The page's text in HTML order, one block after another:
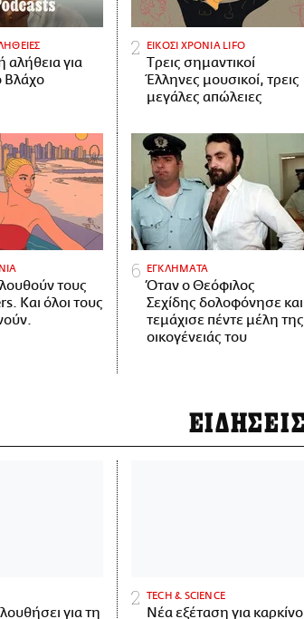
αλήθεια για
Βλάχο
ΕΙΚΟΣΙ ΧΡΟΝΙΑ LIFO
Tρεις σημαντικοί
Έλληνες μουσικοί, τρεις
μεγάλες απώλειες
τους
Και όλοι τους
ΕΓΚΛΗΜΑΤΑ
Όταν ο Θεόφιλος
Σεχίδης δολοφόνησε και
τεμάχισε πέντε μέλη της
οικογένειάς του
ΕΙΔΗΣΕΙΣ
για τη
ΤECH & SCIENCE
Νέα εξέταση για καρκίνο